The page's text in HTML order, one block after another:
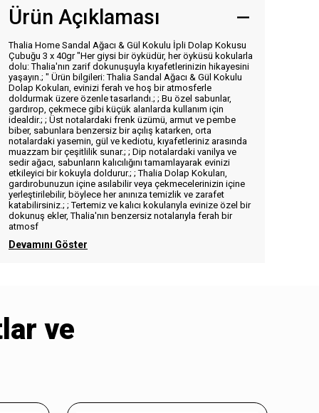
Ürün Açıklaması
Thalia Home Sandal Ağacı & Gül Kokulu İpli Dolap Kokusu
Çubuğu 3 x 40gr "Her giysi bir öyküdür, her öyküsü kokularla
dolu: Thalia'nın zarif dokunuşuyla kıyafetlerinizin hikayesini
yaşayın.; " Ürün bilgileri: Thalia Sandal Ağacı & Gül Kokulu
Dolap Kokuları, evinizi ferah ve hoş bir atmosferle
doldurmak üzere özenle tasarlandı.; ; Bu özel sabunlar,
gardırop, çekmece gibi küçük alanlarda kullanım için
idealdir.; ; Üst notalardaki frenk üzümü, armut ve pembe
biber, sabunlara benzersiz bir açılış katarken, orta
notalardaki yasemin, gül ve kediotu, kıyafetleriniz arasında
muazzam bir çeşitlilik sunar.; ; Dip notalardaki vanilya ve
sedir ağacı, sabunların kalıcılığını tamamlayarak evinizi
etkileyici bir kokuyla doldurur.; ; Thalia Dolap Kokuları,
gardırobunuzun içine asılabilir veya çekmecelerinizin içine
yerleştirilebilir, böylece her anınıza temizlik ve zarafet
katabilirsiniz.; ; Tertemiz ve kalıcı kokularıyla evinize özel bir
dokunuş ekler, Thalia'nın benzersiz notalarıyla ferah bir
atmosf
Devamını Göster
ve